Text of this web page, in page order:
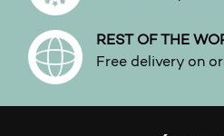
REST OF THE
Free delivery on